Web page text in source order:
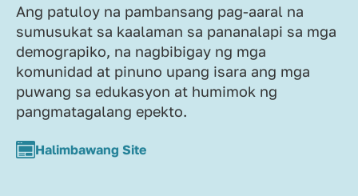
Ang patuloy na pambansang pag-aaral na
sumusukat sa kaalaman sa pananalapi sa mga
demograpiko, na nagbibigay ng mga
komunidad at pinuno upang isara ang mga
puwang sa edukasyon at humimok ng
pangmatagalang epekto.
Halimbawang Site